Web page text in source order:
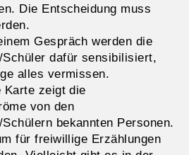
Die Entscheidung muss
Gespräch werden die
Schüler dafür sensibilisiert,
alles vermissen.
Karte zeigt die
von den
bekannten Personen.
für freiwillige Erzählungen